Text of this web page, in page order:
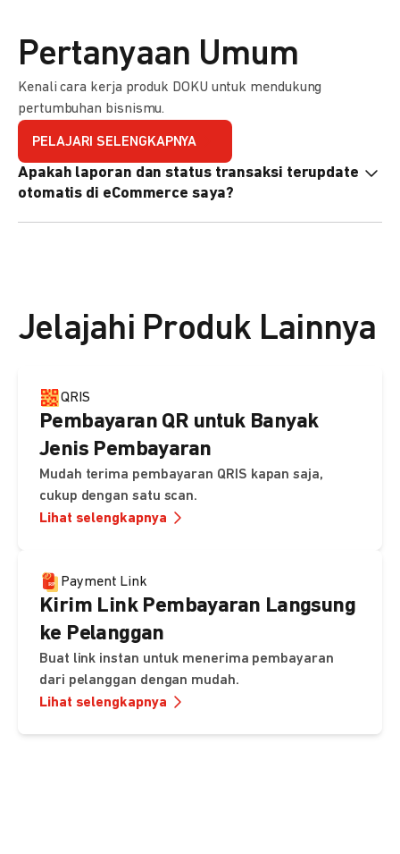
Pertanyaan Umum
Kenali cara kerja produk DOKU untuk mendukung
pertumbuhan bisnismu.
PELAJARI SELENGKAPNYA
Apakah laporan dan status transaksi terupdate
otomatis di eCommerce saya?
Jelajahi Produk Lainnya
QRIS
Pembayaran QR untuk Banyak
Jenis Pembayaran
Mudah terima pembayaran QRIS kapan saja,
cukup dengan satu scan.
Lihat selengkapnya
Payment Link
Kirim Link Pembayaran Langsung
ke Pelanggan
Buat link instan untuk menerima pembayaran
dari pelanggan dengan mudah.
Lihat selengkapnya